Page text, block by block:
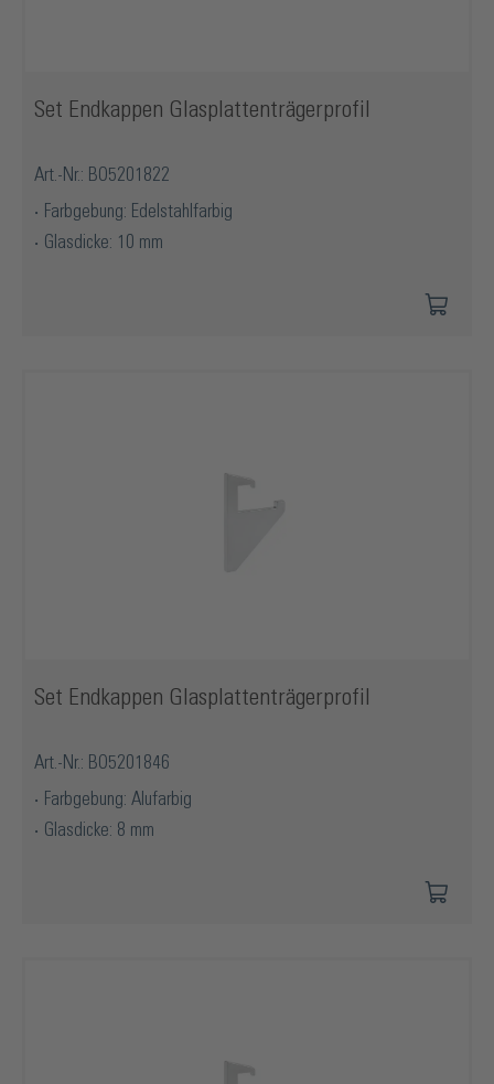
Set Endkappen Glasplattenträgerprofil
Art.-Nr.: BO5201822
Farbgebung: Edelstahlfarbig
Glasdicke: 10 mm
Set Endkappen Glasplattenträgerprofil
Art.-Nr.: BO5201846
Farbgebung: Alufarbig
Glasdicke: 8 mm